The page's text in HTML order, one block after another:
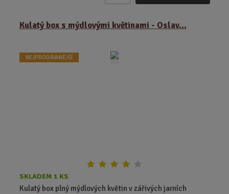
t
Kulatý box s mýdlovými květinami - Oslav...
NEJPRODÁVANĚJŠÍ
SKLADEM 1 KS
Kulatý box plný mýdlových květin v zářivých jarních